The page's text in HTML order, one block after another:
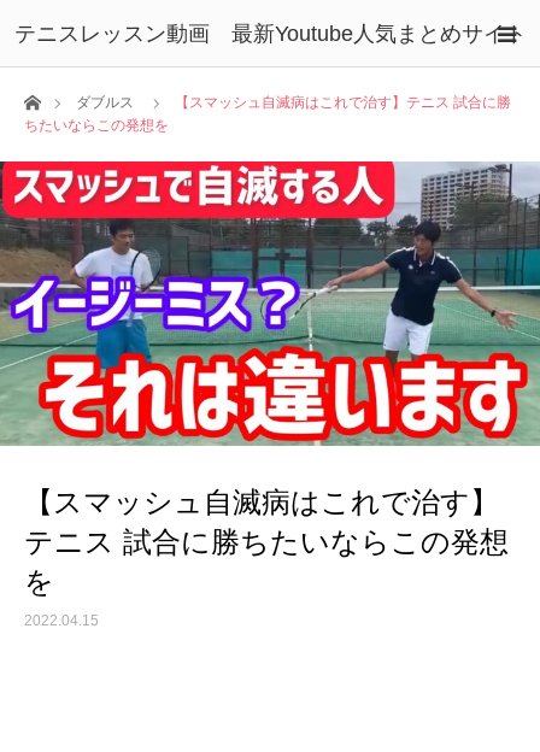
テニスレッスン動画 最新Youtube人気まとめサイト
ホームダブルス
【スマッシュ自滅病はこれで治す】テニス 試合に勝
ちたいならこの発想を
【スマッシュ自滅病はこれで治す】
テニス 試合に勝ちたいならこの発想
を
2022.04.15